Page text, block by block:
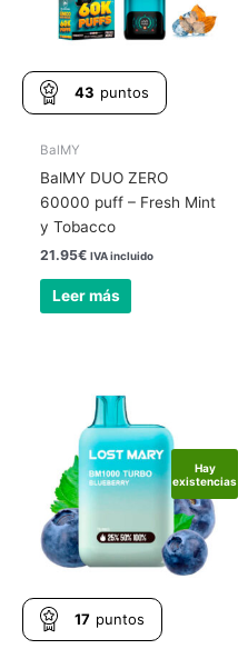
43 puntos
BalMY
BalMY DUO ZERO
60000 puff – Fresh Mint
y Tobacco
21.95€ IVA incluido
Leer más
Hay
existencias
17 puntos